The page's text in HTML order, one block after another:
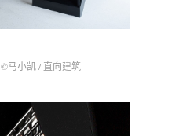
©马小凯 / 直向建筑